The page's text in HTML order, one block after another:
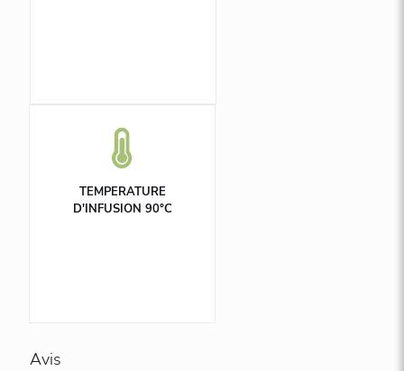
TEMPERATURE
D'INFUSION 90°C
Avis